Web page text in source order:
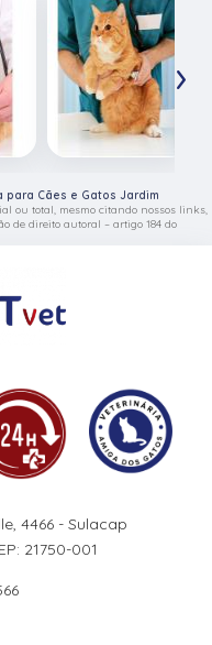
›
Cães e Gatos Jardim
ou total, mesmo citando nossos links,
de direito autoral – artigo 184 do
4466 - Sulacap
21750-001